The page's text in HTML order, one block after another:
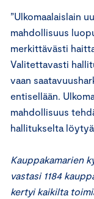
”Ulkomaalaislain
mahdollisuus
merkittävästi
Valitettavasti
vaan
entisellään.
mahdollisuus
hallitukselta
Kauppakamarien
vastasi 1184
kertyi kaikilta